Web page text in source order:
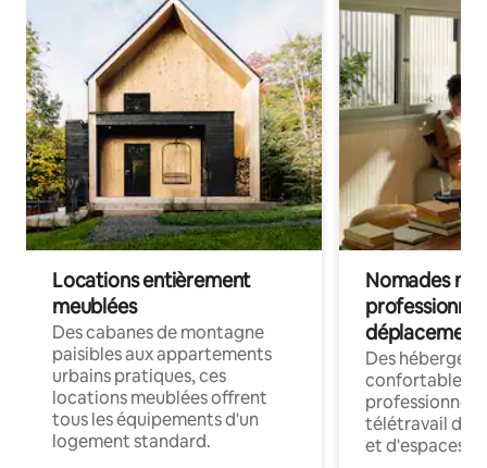
Locations entièrement
meublées
Des cabanes de montagne
paisibles aux appartements
urbains pratiques, ces
locations meublées offrent
tous les équipements d'un
logement standard.
Nomades
déplacement
Des
confortables
professionnels
télétravail
et d'espaces